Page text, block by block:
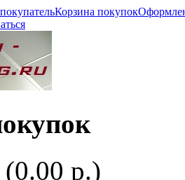
Корзина покупок
(0.00 р.)